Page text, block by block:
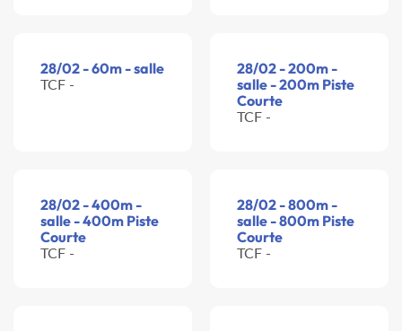
28/02 - 60m - salle
TCF -
28/02 - 200m -
salle - 200m Piste
Courte
TCF -
28/02 - 400m -
salle - 400m Piste
Courte
TCF -
28/02 - 800m -
salle - 800m Piste
Courte
TCF -